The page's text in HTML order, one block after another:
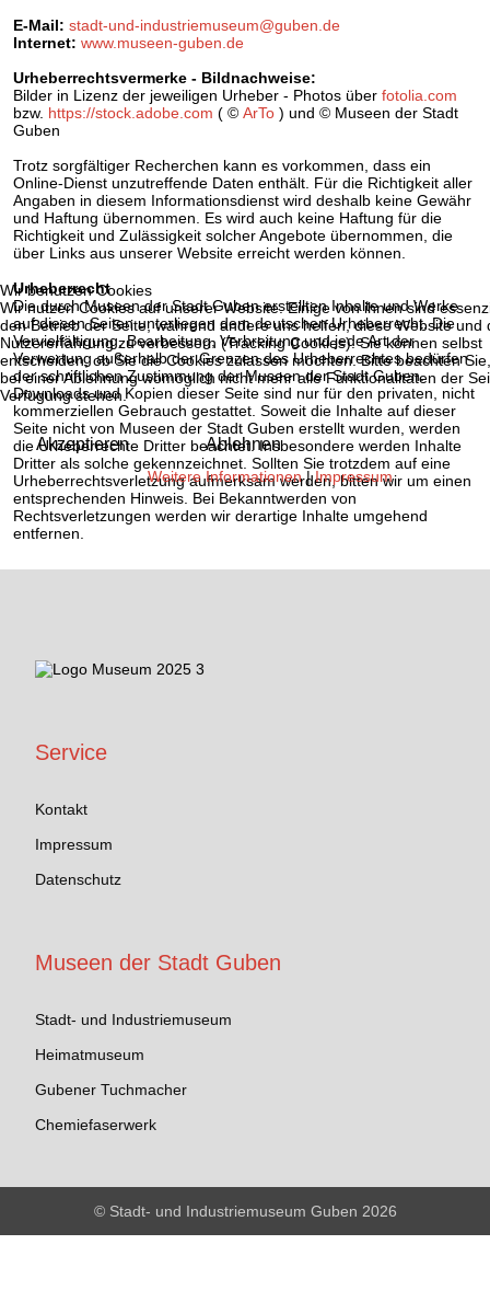
E-Mail: stadt-und-industriemuseum@guben.de
Internet: www.museen-guben.de
Urheberrechtsvermerke - Bildnachweise:
Bilder in Lizenz der jeweiligen Urheber - Photos über fotolia.com
bzw. https://stock.adobe.com ( © ArTo ) und © Museen der Stadt
Guben
Trotz sorgfältiger Recherchen kann es vorkommen, dass ein
Online-Dienst unzutreffende Daten enthält. Für die Richtigkeit aller
Angaben in diesem Informationsdienst wird deshalb keine Gewähr
und Haftung übernommen. Es wird auch keine Haftung für die
Richtigkeit und Zulässigkeit solcher Angebote übernommen, die
über Links aus unserer Website erreicht werden können.
Urheberrecht
Die durch Museen der Stadt Guben erstellten Inhalte und Werke
auf diesen Seiten unterliegen dem deutschen Urheberrecht. Die
Vervielfältigung, Bearbeitung, Verbreitung und jede Art der
Verwertung außerhalb der Grenzen des Urheberrechtes bedürfen
der schriftlichen Zustimmung der Museen der Stadt Guben.
Downloads und Kopien dieser Seite sind nur für den privaten, nicht
kommerziellen Gebrauch gestattet. Soweit die Inhalte auf dieser
Seite nicht von Museen der Stadt Guben erstellt wurden, werden
die Urheberrechte Dritter beachtet. Insbesondere werden Inhalte
Dritter als solche gekennzeichnet. Sollten Sie trotzdem auf eine
Urheberrechtsverletzung aufmerksam werden, bitten wir um einen
entsprechenden Hinweis. Bei Bekanntwerden von
Rechtsverletzungen werden wir derartige Inhalte umgehend
entfernen.
Service
Kontakt
Impressum
Datenschutz
Museen der Stadt Guben
Stadt- und Industriemuseum
Heimatmuseum
Gubener Tuchmacher
Chemiefaserwerk
© Stadt- und Industriemuseum Guben 2026
Wir benutzen Cookies
Wir nutzen Cookies auf unserer Website. Einige von ihnen sind
den Betrieb der Seite, während andere uns helfen, diese Website und
Nutzererfahrung zu verbessern (Tracking Cookies). Sie können selbst
entscheiden, ob Sie die Cookies zulassen möchten. Bitte beachten
bei einer Ablehnung womöglich nicht mehr alle Funktionalitäten der
Verfügung stehen.
Akzeptieren Ablehnen
Weitere Informationen|Impressum